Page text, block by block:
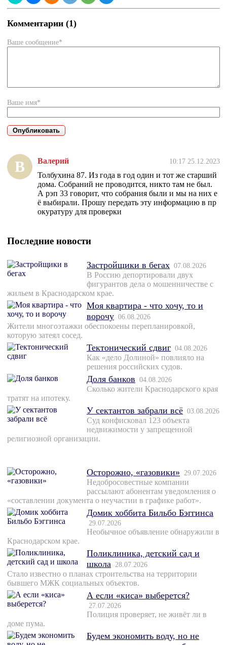
Комментарии (1)
Ваше сообщение*
Ваше имя*
В Валерий 10:17 25.12.2023
Толбухина 87. Из года в год один и тот же старший
дома. Собраний не проводится, никто там не был.
А рэп 33 говорит, что собрания были и мы на них е
ё выбирали. Прошу передать эту информацию в пр
окуратуру для проверки
Последние новости
Застройщики в бегах 07.08.2026
В Россию депортировали двух
фигурантов дела о мошенничестве с
жильем в Краснодарском крае.
Моя квартира - что хочу, то и
ворочу 06.08.2026
Жители многоэтажки обеспокоены перепланировкой,
которую затеял сосед.
Тектонический сдвиг 04.08.2026
Как «дело Долиной» повлияло на
решения российских судов.
Доля банков 04.08.2026
Сколько жители Краснодарского края
тратят на ипотеку.
У сектантов забрали всё 03.08.2026
Суд конфисковал 123 объекта
недвижимости у запрещенной
религиозной организации.
Осторожно, «газовики» 29.07.2026
Недобросовестные компании
рассылают абонентам уведомления о
«составлении документа о неучастии в графике работ».
Домик хоббита Бильбо Бэггинса
29.07.2026
Необычное объявление обнаружили в
Краснодарском крае.
Поликлиника, детский сад и
школа 28.07.2026
Стало известно о планах строительства на территории
бывшего МЖК социальных объектов.
А если «киса» выберется?
27.07.2026
Полиция проверяет, не живёт ли в
доме пума.
Будем экономить воду, но не